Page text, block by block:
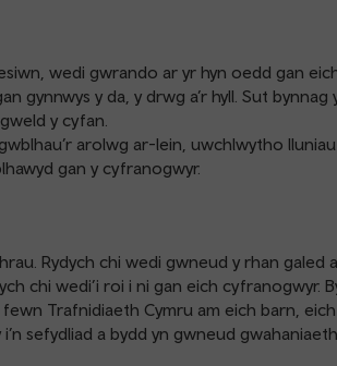
wedi gwrando ar yr hyn oedd gan
gynnwys y da, y drwg a’r hyll. Sut
y cyfan.
arolwg ar-lein, uwchlwytho
gan y cyfranogwyr.
Rydych chi wedi gwneud y rhan galed
chi wedi’i roi i ni gan eich cyfranogwyr.
Trafnidiaeth Cymru am eich barn,
sefydliad a bydd yn gwneud